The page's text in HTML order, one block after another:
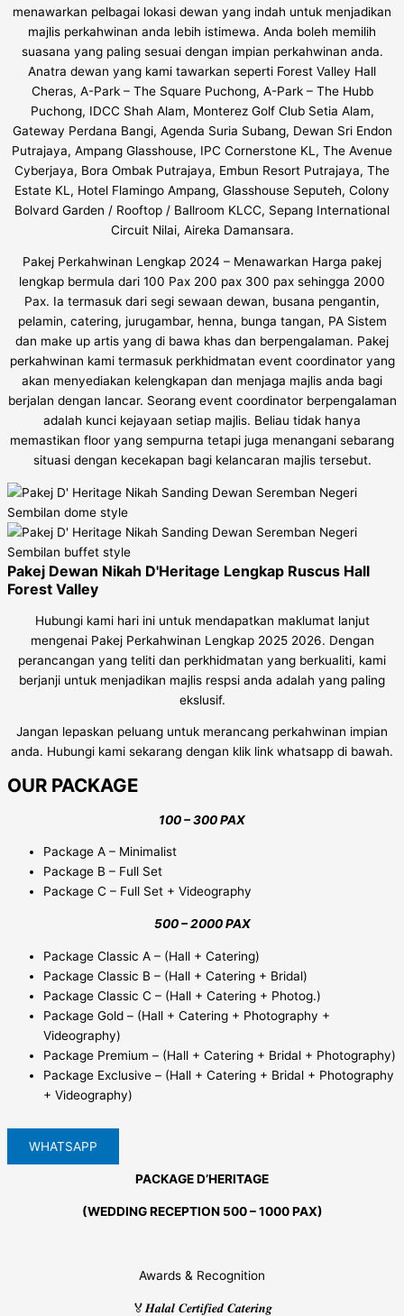
menawarkan pelbagai lokasi dewan yang indah untuk menjadikan
majlis perkahwinan anda lebih istimewa. Anda boleh memilih
suasana yang paling sesuai dengan impian perkahwinan anda.
Anatra dewan yang kami tawarkan seperti Forest Valley Hall
Cheras, A-Park – The Square Puchong, A-Park – The Hubb
Puchong, IDCC Shah Alam, Monterez Golf Club Setia Alam,
Gateway Perdana Bangi, Agenda Suria Subang, Dewan Sri Endon
Putrajaya, Ampang Glasshouse, IPC Cornerstone KL, The Avenue
Cyberjaya, Bora Ombak Putrajaya, Embun Resort Putrajaya, The
Estate KL, Hotel Flamingo Ampang, Glasshouse Seputeh, Colony
Bolvard Garden / Rooftop / Ballroom KLCC, Sepang International
Circuit Nilai, Aireka Damansara.
Pakej Perkahwinan Lengkap 2024 – Menawarkan Harga pakej
lengkap bermula dari 100 Pax 200 pax 300 pax sehingga 2000
Pax. Ia termasuk dari segi sewaan dewan, busana pengantin,
pelamin, catering, jurugambar, henna, bunga tangan, PA Sistem
dan make up artis yang di bawa khas dan berpengalaman. Pakej
perkahwinan kami termasuk perkhidmatan event coordinator yang
akan menyediakan kelengkapan dan menjaga majlis anda bagi
berjalan dengan lancar. Seorang event coordinator berpengalaman
adalah kunci kejayaan setiap majlis. Beliau tidak hanya
memastikan floor yang sempurna tetapi juga menangani sebarang
situasi dengan kecekapan bagi kelancaran majlis tersebut.
Pakej Dewan Nikah D'Heritage Lengkap Ruscus Hall
Forest Valley
Hubungi kami hari ini untuk mendapatkan maklumat lanjut
mengenai Pakej Perkahwinan Lengkap 2025 2026. Dengan
perancangan yang teliti dan perkhidmatan yang berkualiti, kami
berjanji untuk menjadikan majlis respsi anda adalah yang paling
ekslusif.
Jangan lepaskan peluang untuk merancang perkahwinan impian
anda. Hubungi kami sekarang dengan klik link whatsapp di bawah.
OUR PACKAGE
100 – 300 PAX
Package A – Minimalist
Package B – Full Set
Package C – Full Set + Videography
500 – 2000 PAX
Package Classic A – (Hall + Catering)
Package Classic B – (Hall + Catering + Bridal)
Package Classic C – (Hall + Catering + Photog.)
Package Gold – (Hall + Catering + Photography +
Videography)
Package Premium – (Hall + Catering + Bridal + Photography)
Package Exclusive – (Hall + Catering + Bridal + Photography
+ Videography)
WHATSAPP
PACKAGE D’HERITAGE
(WEDDING RECEPTION 500 – 1000 PAX)
Awards & Recognition
🏅𝑯𝒂𝒍𝒂𝒍 𝑪𝒆𝒓𝒕𝒊𝒇𝒊𝒆𝒅 𝑪𝒂𝒕𝒆𝒓𝒊𝒏𝒈